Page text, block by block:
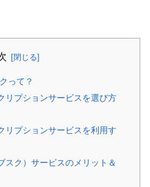
って？
リプションサービスを選び方
リプションサービスを利用す
スク）サービスのメリット＆